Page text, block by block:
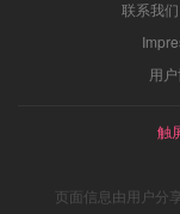
联系我们
用
触
页面信息由用户分